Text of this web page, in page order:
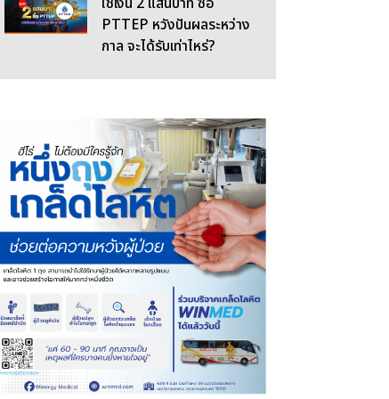
PTTEP หวังปันผลระหว่าง
กาล จะได้รับเท่าไหร่?